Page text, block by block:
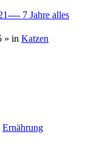
7 Jahre alles
» in Katzen
Ernährung